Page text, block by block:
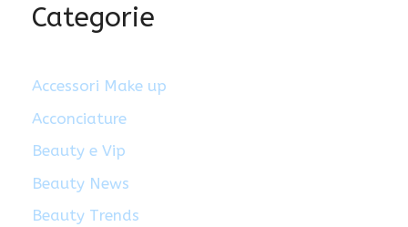
Categorie
Accessori Make up
Acconciature
Beauty e Vip
Beauty News
Beauty Trends